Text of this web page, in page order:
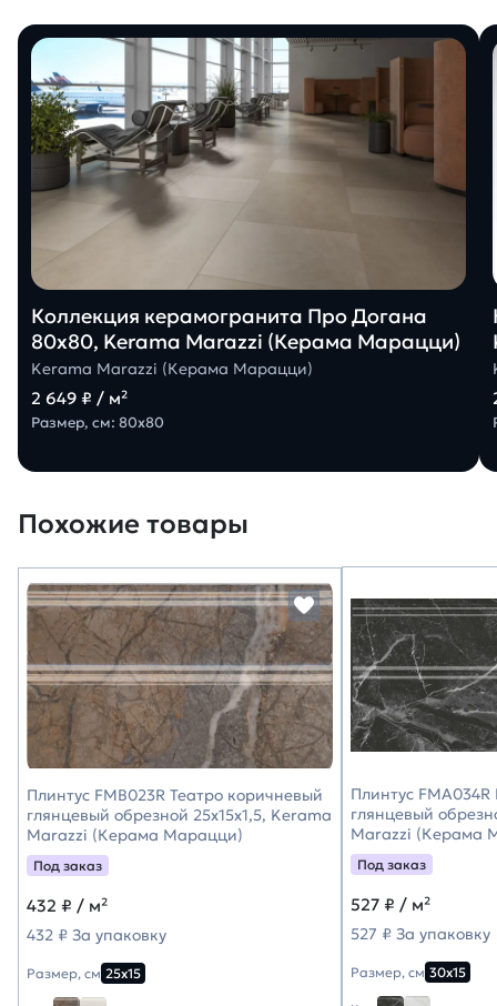
Коллекция керамогранита Про Догана
80х80, Kerama Marazzi (Керама Марацци)
Kerama Marazzi (Керама Марацци)
2 649 ₽ / м²
Размер, см: 80х80
Похожие товары
Плинтус FMB023R Театро коричневый
глянцевый обрезной 25x15x1,5, Kerama
Marazzi (Керама Марацци)
Под заказ
432 ₽ / м²
432 ₽ За упаковку
Размер, см 25х15
Плинтус
глянцевый
Marazzi (Керама
Под заказ
527 ₽ / м²
527 ₽ За упаковку
Размер, см 30х15